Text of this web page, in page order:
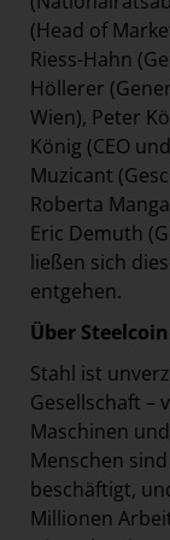
(Head of
Riess-Hahn
Höllerer
Wien), Peter
König (CEO
Muzicant
Roberta
Eric Demuth
ließen sich
entgehen.
Über Steelcoin
Stahl ist
Gesellschaft –
Maschinen
Menschen
beschäftigt,
Millionen